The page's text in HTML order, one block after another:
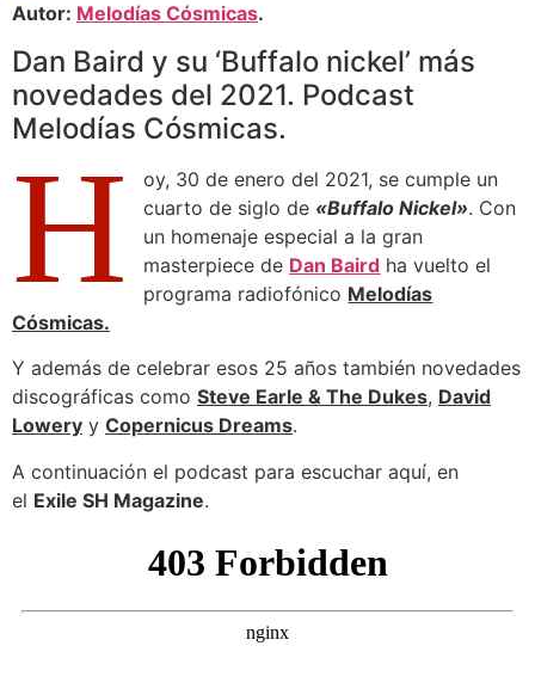
Autor: Melodías Cósmicas.
Dan Baird y su ‘Buffalo nickel’ más
novedades del 2021. Podcast
Melodías Cósmicas.
H
oy, 30 de enero del 2021, se cumple un
cuarto de siglo de «Buffalo Nickel». Con
un homenaje especial a la gran
masterpiece de Dan Baird ha vuelto el
programa radiofónico Melodías
Cósmicas.
Y además de celebrar esos 25 años también novedades
discográficas como Steve Earle & The Dukes, David
Lowery y Copernicus Dreams.
A continuación el podcast para escuchar aquí, en
el Exile SH Magazine.